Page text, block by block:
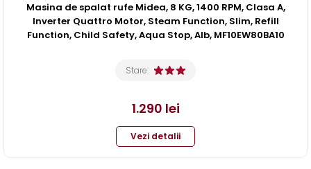
Masina de spalat rufe Midea, 8 KG, 1400 RPM, Clasa A,
Inverter Quattro Motor, Steam Function, Slim, Refill
Function, Child Safety, Aqua Stop, Alb, MF10EW80BA10
Stare:
1.290 lei
Vezi detalii